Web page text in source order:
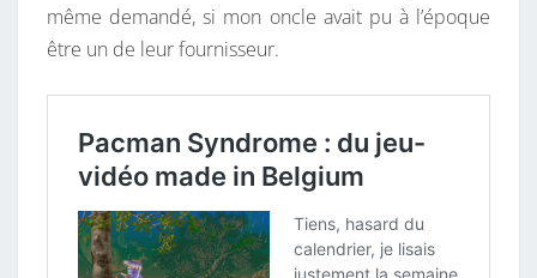
même demandé, si mon oncle avait pu à l’époque
être un de leur fournisseur.